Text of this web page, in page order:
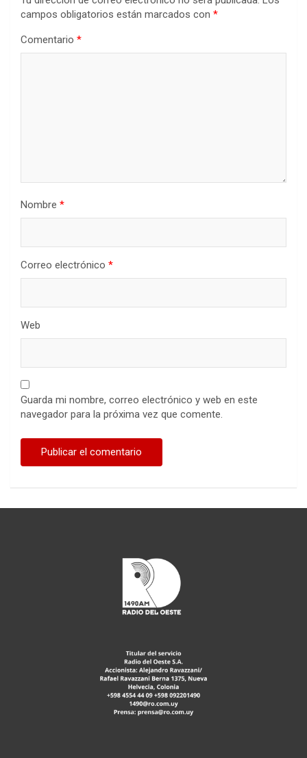
campos obligatorios están marcados con *
Comentario *
Nombre *
Correo electrónico *
Web
Guarda mi nombre, correo electrónico y web en este
navegador para la próxima vez que comente.